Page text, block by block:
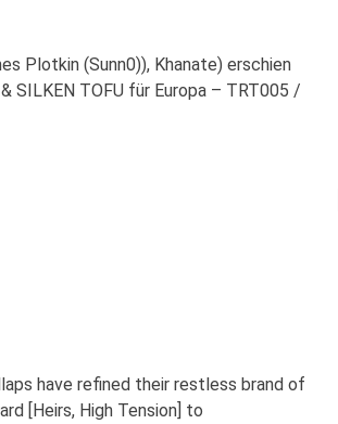
Plotkin (Sunn0)), Khanate) erschien
SILKEN TOFU für Europa – TRT005 /
have refined their restless brand of
[Heirs, High Tension] to